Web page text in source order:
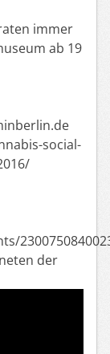
immer
ab 19
social-
der